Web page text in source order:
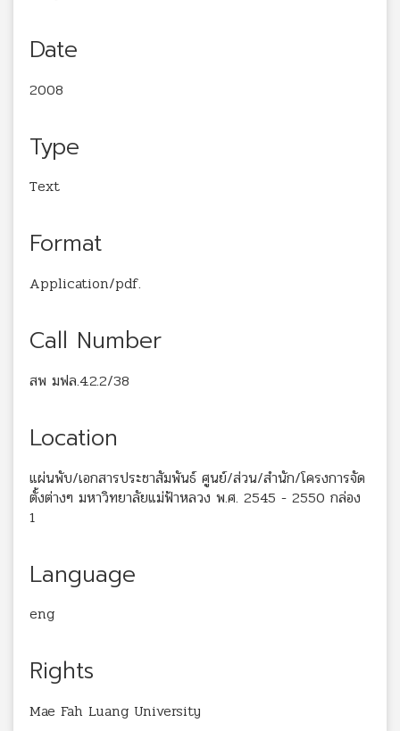
Date
2008
Type
Text
Format
Application/pdf.
Call Number
สพ มฟล.4.2.2/38
Location
แผ่นพับ/เอกสารประชาสัมพันธ์ ศูนย์/ส่วน/สำนัก/โครงการจัด
ตั้งต่างๆ มหาวิทยาลัยแม่ฟ้าหลวง พ.ศ. 2545 - 2550 กล่อง
1
Language
eng
Rights
Mae Fah Luang University